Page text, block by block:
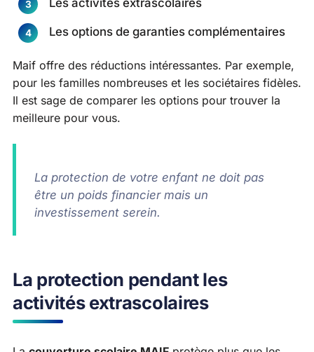
Les options de garanties complémentaires
Maif offre des réductions intéressantes. Par exemple,
pour les familles nombreuses et les sociétaires fidèles.
Il est sage de comparer les options pour trouver la
meilleure pour vous.
La protection de votre enfant ne doit pas
être un poids financier mais un
investissement serein.
La protection pendant les
activités extrascolaires